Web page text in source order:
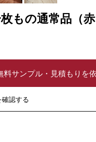
もの通常品（
料サンプル・見積もりを
認する